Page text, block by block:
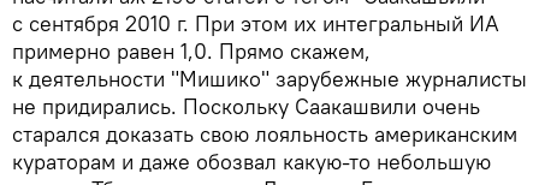
с сентября 2010 г. При этом их интегральный ИА
примерно равен 1,0. Прямо скажем,
к деятельности "Мишико" зарубежные журналисты
не придирались. Поскольку Саакашвили очень
старался доказать свою лояльность американским
кураторам и даже обозвал какую-то небольшую